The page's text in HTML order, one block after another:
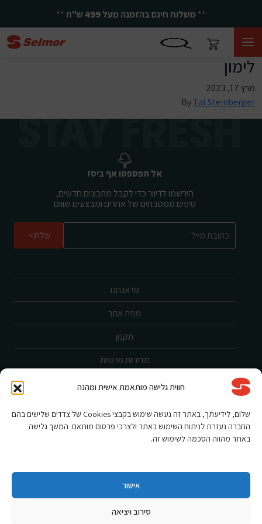
חווית גלישה מותאמת אישית ומהנה
שלום, לידיעתך, באתר זה נעשה שימוש בקבצי Cookies של צדדים שלישים בהם
החברה נעזרת לניתוח השימוש באתר ולצרכי פרסום מותאם. המשך גלישה
באתר מהווה הסכמה לשימוש זה.
אישור
סירוב ויציאה
** משלוח חינם בהזמנה מעל499ש"ח **
לימון
מרץ 17, 2023
ByTal Steinberger
מי אנחנו
מפת אתר
תקנון
מדיניות פרטיות
ביטול עסקה
הצהרת נגישות
אל תפספסו אף ביס!
הירשמו לדיוור כדי לקבל מתכונים חדשים,
טיפים ממטבחים של אחרים ומבצעים שווים
שלח